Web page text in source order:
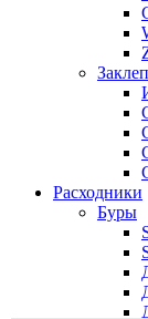
Расходники
Буры